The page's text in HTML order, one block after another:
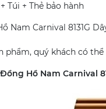
Túi + Thẻ bảo hành
Nam Carnival 8131G
phẩm, quý khách có
Hồ Nam Carnival